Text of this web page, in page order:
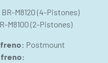
M8120 (4-Pistones)
M8100 (2-Pistones)
Postmount